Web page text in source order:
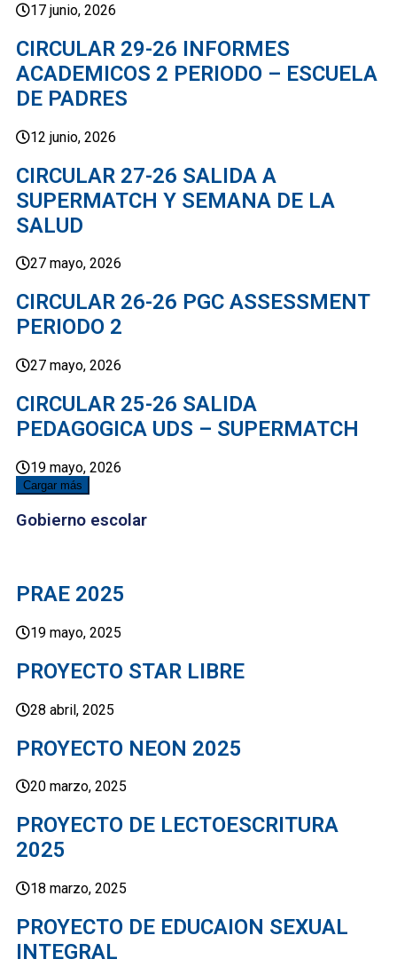
17 junio, 2026
CIRCULAR 29-26 INFORMES
ACADEMICOS 2 PERIODO – ESCUELA
DE PADRES
12 junio, 2026
CIRCULAR 27-26 SALIDA A
SUPERMATCH Y SEMANA DE LA
SALUD
27 mayo, 2026
CIRCULAR 26-26 PGC ASSESSMENT
PERIODO 2
27 mayo, 2026
CIRCULAR 25-26 SALIDA
PEDAGOGICA UDS – SUPERMATCH
19 mayo, 2026
Cargar más
Gobierno escolar
PRAE 2025
19 mayo, 2025
PROYECTO STAR LIBRE
28 abril, 2025
PROYECTO NEON 2025
20 marzo, 2025
PROYECTO DE LECTOESCRITURA
2025
18 marzo, 2025
PROYECTO DE EDUCAION SEXUAL
INTEGRAL